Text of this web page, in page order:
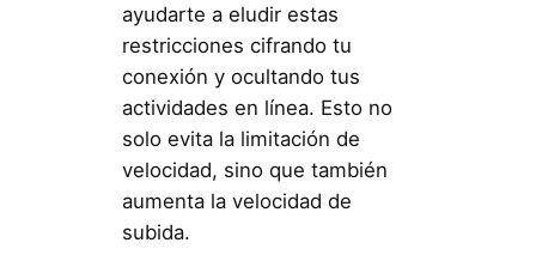
ayudarte a eludir estas
restricciones cifrando tu
conexión y ocultando tus
actividades en línea. Esto no
solo evita la limitación de
velocidad, sino que también
aumenta la velocidad de
subida.